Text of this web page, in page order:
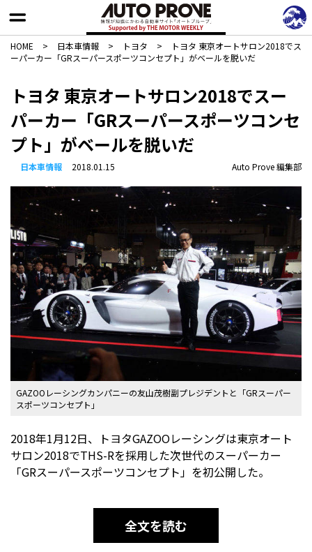
HOME > 日本車情報​ > トヨタ >
トヨタ 東京オートサロン2018でス
ーパーカー「GRスーパースポーツコンセプト」がベールを脱いだ
トヨタ 東京オートサロン2018でスー
パーカー「GRスーパースポーツコンセ
プト」がベールを脱いだ
日本車情報​ 2018.01.15 Auto Prove 編集部
GAZOOレーシングカンパニーの友山茂樹副プレジデントと「GRスーパー
スポーツコンセプト」
2018年1月12日、トヨタGAZOOレーシングは東京オート
サロン2018でTHS-Rを採用した次世代のスーパーカー
「GRスーパースポーツコンセプト」を初公開した。
全文を読む